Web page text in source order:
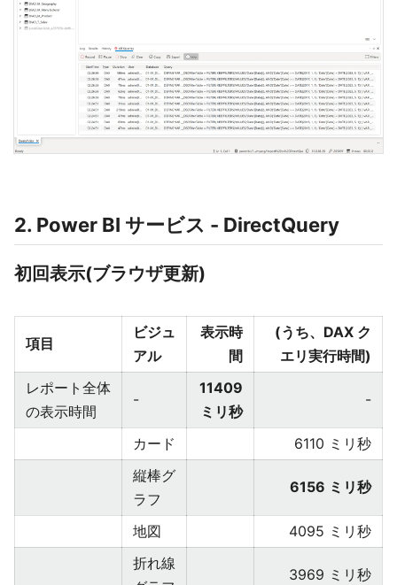
2. Power BI サービス - DirectQuery
初回表示(ブラウザ更新)
項目
ビジュ
アル
表示時
間
(うち、DAX ク
エリ実行時間)
レポート全体
の表示時間
-
11409
ミリ秒
-
カード
6110 ミリ秒
縦棒グ
ラフ
6156 ミリ秒
地図
4095 ミリ秒
折れ線
3969 ミリ秒